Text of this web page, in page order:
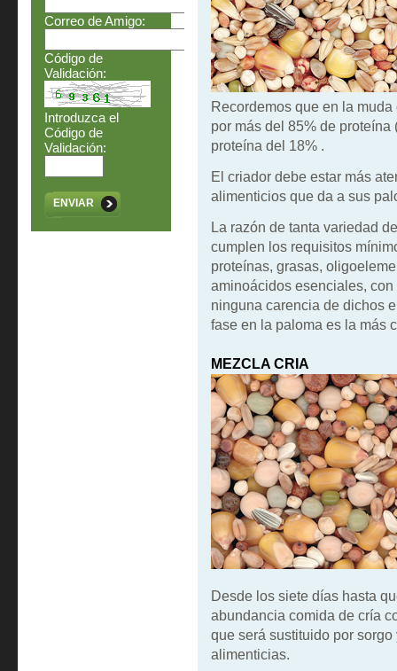
Correo de Amigo:
Código de
Validación:
Introduzca el
Código de
Validación:
ENVIAR
Recordemos que en la
por más del 85% de
proteína del 18% .
El criador debe estar más
alimenticios que da a sus
La razón de tanta variedad
cumplen los requisitos
proteínas, grasas,
aminoácidos esenciales,
ninguna carencia de dichos
fase en la paloma es la más
MEZCLA CRIA
Desde los siete días hasta
abundancia comida de cría
que será sustituido por
alimenticias.